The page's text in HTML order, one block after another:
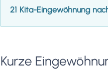
21 Kita-Eingewöhnung
Kurze